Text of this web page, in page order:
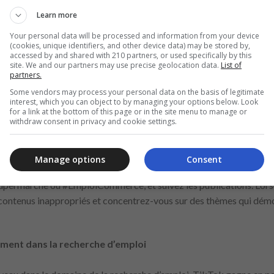
par les entreprises, notamment dans les Stories, où des
souvent annoncés.
:
Supermarché : Comment maintenir précision et
: développez votre carrière, découvrez les fonctions
peut aider à trouver des opportunités spécifiques. Recherchez
ou #EmploiCommerce, et suivez les publications.
inappropriés et concentrez-vous sur des thèmes qui
dans la recherche d’emploi
Learn more
Your personal data will be processed and information from your device
(cookies, unique identifiers, and other device data) may be stored by,
accessed by and shared with 210 partners, or used specifically by this
site. We and our partners may use precise geolocation data. List of
partners.
Some vendors may process your personal data on the basis of legitimate
interest, which you can object to by managing your options below. Look
for a link at the bottom of this page or in the site menu to manage or
withdraw consent in privacy and cookie settings.
Consent
Manage options